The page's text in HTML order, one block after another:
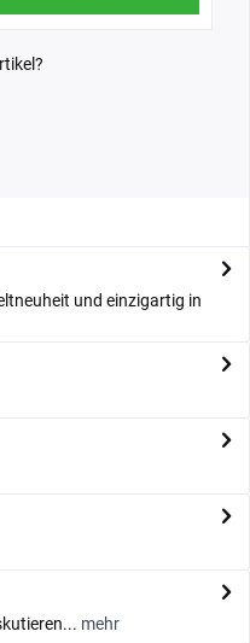
und einzigartig in
mehr